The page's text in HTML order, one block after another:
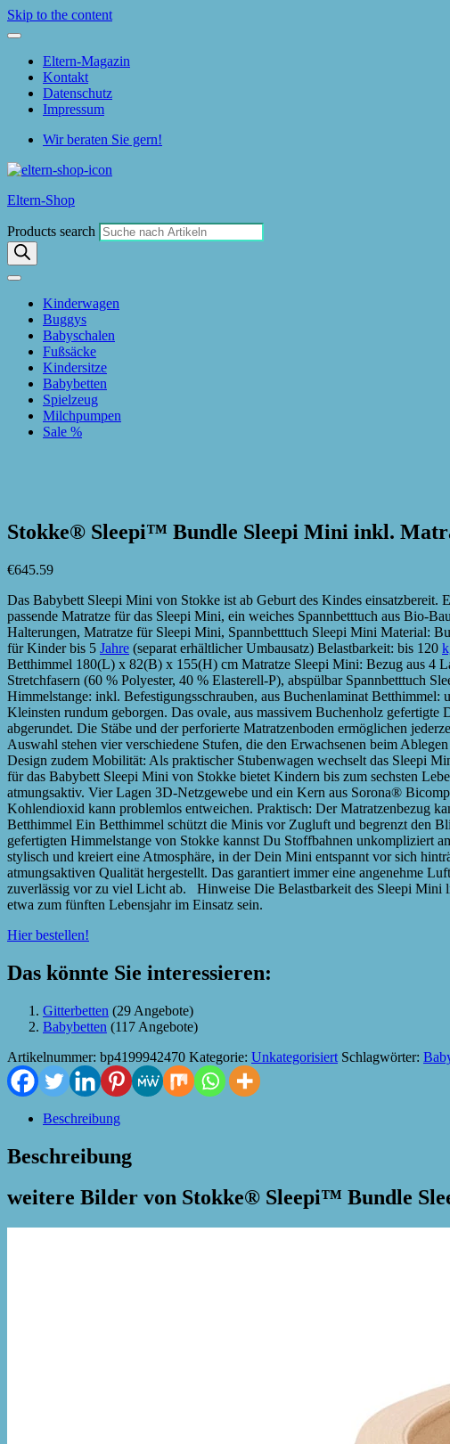
Skip to the content
Eltern-Magazin
Kontakt
Datenschutz
Impressum
Wir beraten Sie gern!
Eltern-Shop
Products search
Kinderwagen
Buggys
Babyschalen
Fußsäcke
Kindersitze
Babybetten
Spielzeug
Milchpumpen
Sale %
Stokke® Sleepi™ Bundle Sleepi Mini inkl.
€645.59
Das Babybett Sleepi Mini von Stokke ist ab Geburt des Kindes
passende Matratze für das Sleepi Mini, ein weiches Spannbetttuch aus Bio-
Halterungen, Matratze für Sleepi Mini, Spannbetttuch Sleepi Mini Material:
für Kinder bis 5 Jahre (separat erhältlicher Umbausatz) Belastbarkeit: bis 120
Betthimmel 180(L) x 82(B) x 155(H) cm Matratze Sleepi Mini: Bezug aus 4
Stretchfasern (60 % Polyester, 40 % Elasterell-P), abspülbar Spannbetttuch
Himmelstange: inkl. Befestigungsschrauben, aus Buchenlaminat
Kleinsten rundum geborgen. Das ovale, aus massivem Buchenholz
abgerundet. Die Stäbe und der perforierte Matratzenboden ermöglichen
Auswahl stehen vier verschiedene Stufen, die den Erwachsenen beim
Design zudem Mobilität: Als praktischer Stubenwagen wechselt das Sleepi
für das Babybett Sleepi Mini von Stokke bietet Kindern bis zum sechsten
atmungsaktiv. Vier Lagen 3D-Netzgewebe und ein Kern aus Sorona®
Kohlendioxid kann problemlos entweichen. Praktisch: Der Matratzenbezug
Betthimmel Ein Betthimmel schützt die Minis vor Zugluft und begrenzt den
gefertigten Himmelstange von Stokke kannst Du Stoffbahnen unkompliziert
stylisch und kreiert eine Atmosphäre, in der Dein Mini entspannt vor sich
atmungsaktiven Qualität hergestellt. Das garantiert immer eine angenehme
zuverlässig vor zu viel Licht ab. Hinweise Die Belastbarkeit des Sleepi Mini
etwa zum fünften Lebensjahr im Einsatz sein.
Hier bestellen!
Das könnte Sie interessieren:
Gitterbetten (29 Angebote)
Babybetten (117 Angebote)
Artikelnummer: bp4199942470 Kategorie: Unkategorisiert Schlagwörter:
Beschreibung
Beschreibung
weitere Bilder von Stokke® Sleepi™ Bundle